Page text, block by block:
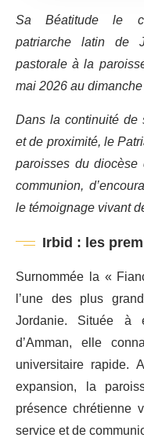
Sa Béatitude le
patriarche latin de
pastorale à la
mai 2026 au
Dans la continuité
et de proximité, le
paroisses du
communion,
le témoignage vivant
Irbid : les
Surnommée la «
l’une des plus
Jordanie. Située à
d’Amman, elle
universitaire
expansion, la
présence chrétienne
service et de